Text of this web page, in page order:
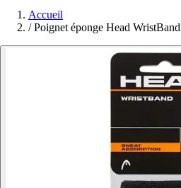
Accueil
/ Poignet éponge Head WristBand